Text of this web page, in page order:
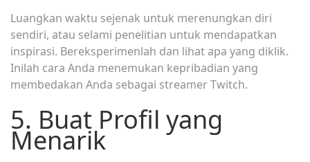
Luangkan waktu sejenak untuk merenungkan diri
sendiri, atau selami penelitian untuk mendapatkan
inspirasi. Bereksperimenlah dan lihat apa yang diklik.
Inilah cara Anda menemukan kepribadian yang
membedakan Anda sebagai streamer Twitch.
5. Buat Profil yang
Menarik